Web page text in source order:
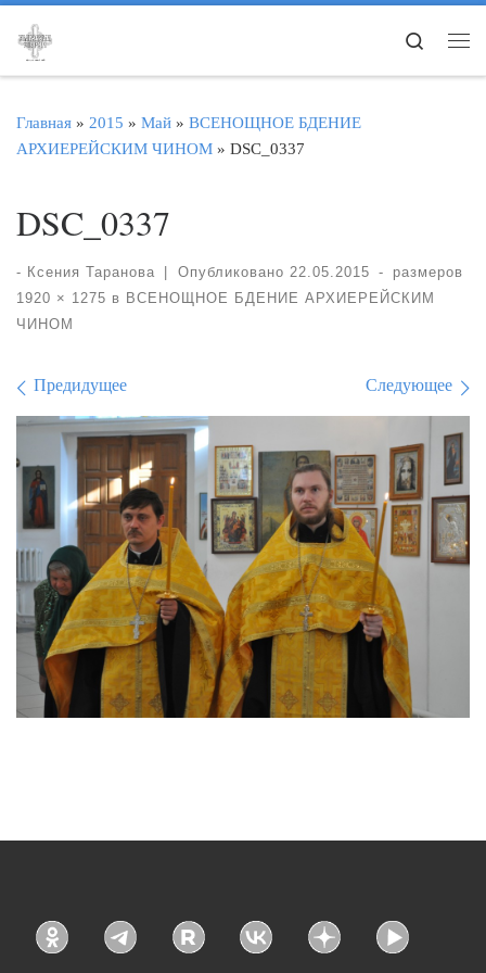
Перейти к содержимому
Search
Главная » 2015 » Май » ВСЕНОЩНОЕ БДЕНИЕ
АРХИЕРЕЙСКИМ ЧИНОМ » DSC_0337
DSC_0337
- Ксения Таранова Опубликовано 22.05.2015 -
размеров
1920 × 1275 в ВСЕНОЩНОЕ БДЕНИЕ АРХИЕРЕЙСКИМ
ЧИНОМ
Навигация по
Предидущее Следующее